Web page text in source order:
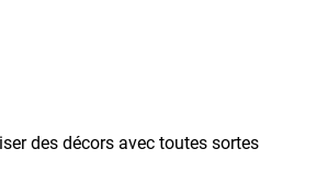
des décors avec toutes sortes